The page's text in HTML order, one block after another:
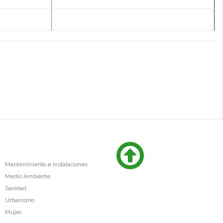
Mantenimiento e Instalaciones
Medio Ambiente
Sanidad
Urbanismo
Mujer